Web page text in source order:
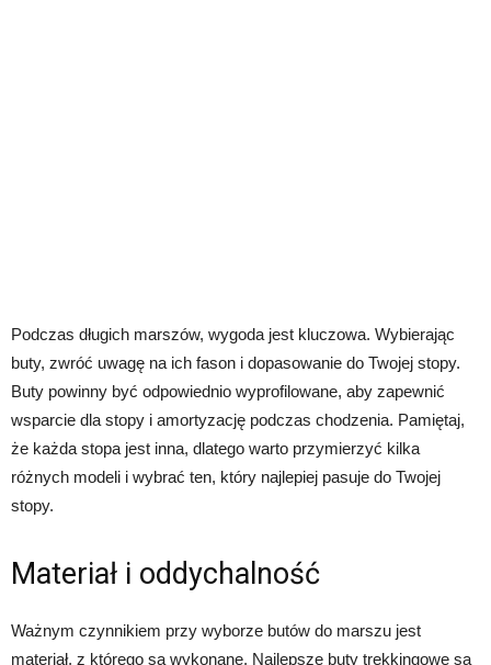
Podczas długich marszów, wygoda jest kluczowa. Wybierając
buty, zwróć uwagę na ich fason i dopasowanie do Twojej stopy.
Buty powinny być odpowiednio wyprofilowane, aby zapewnić
wsparcie dla stopy i amortyzację podczas chodzenia. Pamiętaj,
że każda stopa jest inna, dlatego warto przymierzyć kilka
różnych modeli i wybrać ten, który najlepiej pasuje do Twojej
stopy.
Materiał i oddychalność
Ważnym czynnikiem przy wyborze butów do marszu jest
materiał, z którego są wykonane. Najlepsze buty trekkingowe są